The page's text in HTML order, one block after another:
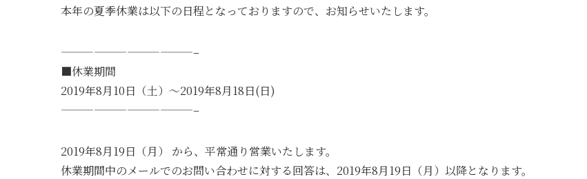
本年の夏季休業は以下の日程となっておりますので、お知らせいたします。
————————————–
■休業期間
2019年8月10日（土）～2019年8月18日(日)
————————————–
2019年8月19日（月） から、平常通り営業いたします。
休業期間中のメールでのお問い合わせに対する回答は、2019年8月19日（月）以降となります。